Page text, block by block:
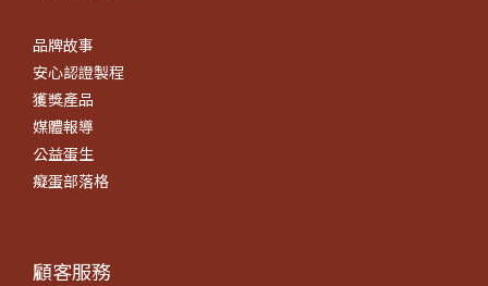
品牌故事
安心認證製程
獲獎產品
媒體報導
公益蛋生
癡蛋部落格
顧客服務